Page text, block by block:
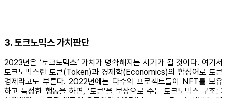
3. 토크노믹스 가치판단
2023년은 ‘토크노믹스’ 가치가 명확해지는 시기가 될 것이다. 여기서
토크노믹스란 토큰(Token)과 경제학(Economics)의 합성어로 토큰
경제라고도 부른다. 2022년에는 다수의 프로젝트들이 NFT를 보유
하고 특정한 행동을 하면, ‘토큰’을 보상으로 주는 토크노믹스 구조를